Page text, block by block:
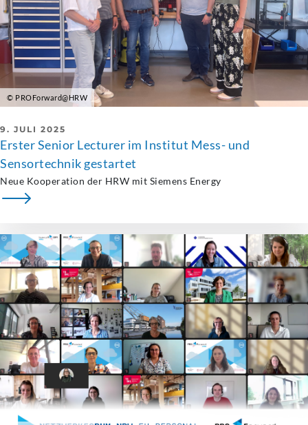
© PROForward@HRW
9. JULI 2025
Erster Senior Lecturer im Institut Mess- und
Sensortechnik gestartet
Neue Kooperation der HRW mit Siemens Energy